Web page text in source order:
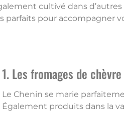
cultivé dans
parfaits pour accompagner
1. Les fromages de chèvre
Le Chenin se marie
Également produits dans la